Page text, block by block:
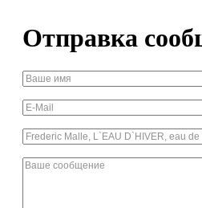
Отправка